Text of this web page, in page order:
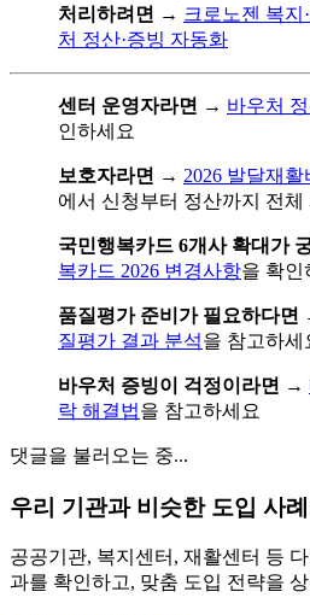
처리하려면 → 크로노젠 복
처 정산·증빙 자동화
센터 운영자라면 → 바우처
인하세요
보호자라면 → 2026 발달재
에서 신청부터 정산까지 전체
국민행복카드 6개사 확대가
복카드 2026 변경사항을 확인
품질평가 준비가 필요하다면
질평가 결과 분석을 참고하세
바우처 증빙이 걱정이라면 →
락 해결법을 참고하세요
댓글을 불러오는 중...
우리 기관과 비슷한 도입 사
공공기관, 복지센터, 재활센터 등
과를 확인하고, 맞춤 도입 전략을